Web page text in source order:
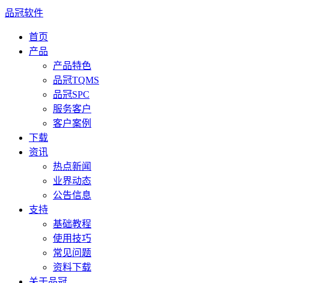
品冠软件
首页
产品
产品特色
品冠TQMS
品冠SPC
服务客户
客户案例
下载
资讯
热点新闻
业界动态
公告信息
支持
基础教程
使用技巧
常见问题
资料下载